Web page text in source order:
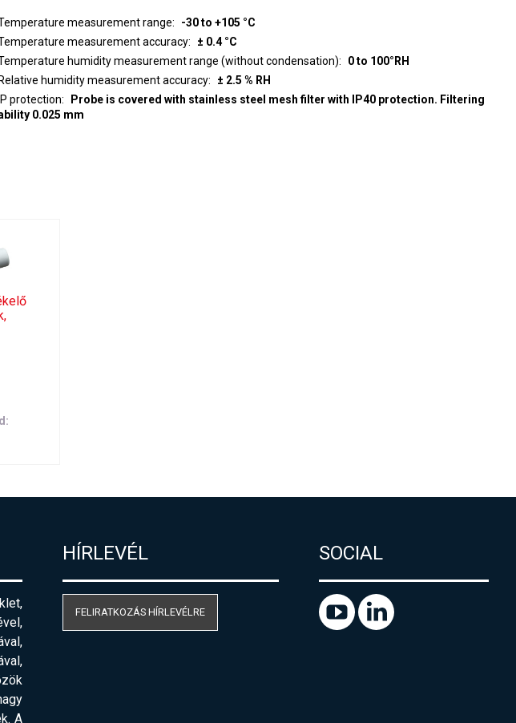
measurement range
-30 to +105 °C
measurement accuracy
± 0.4 °C
humidity measurement range (without condensation)
0 to 100°RH
Relative humidity measurement accuracy
± 2.5 % RH
IP protection
Probe is covered with stainless steel mesh filter with IP40 protection. Filtering
0.025 mm
A
HÍRLEVÉL
FELIRATKOZÁS HÍRLEVÉLRE
SOCIAL